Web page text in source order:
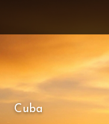
Cuba